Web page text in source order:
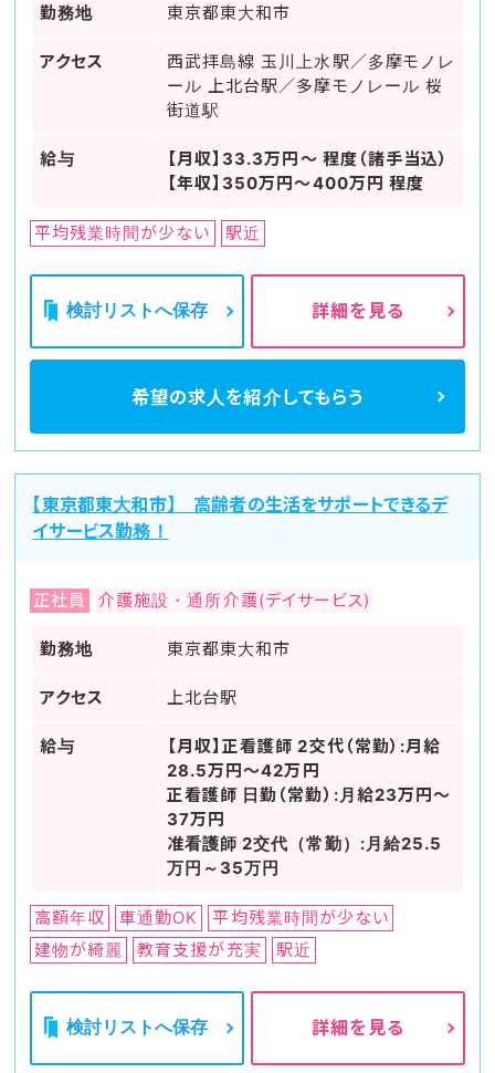
勤務地 東京都東大和市
アクセス
西武拝島線 玉川上水駅／多摩モノレ
ール 上北台駅／多摩モノレール 桜
街道駅
給与
【月収】33.3万円～ 程度（諸手当込）
【年収】350万円～400万円 程度
平均残業時間が少ない 駅近
検討リストへ保存 詳細を見る
希望の求人を紹介してもらう
【東京都東大和市】 高齢者の生活をサポートできるデ
イサービス勤務！
正社員 介護施設・通所介護(デイサービス)
勤務地 東京都東大和市
アクセス 上北台駅
給与
【月収】正看護師 2交代（常勤）:月給
28.5万円～42万円
正看護師 日勤（常勤）:月給23万円～
37万円
准看護師 2交代（常勤）:月給25.5
万円～35万円
高額年収 車通勤OK
平均残業時間が少ない
建物が綺麗
教育支援が充実 駅近
検討リストへ保存 詳細を見る